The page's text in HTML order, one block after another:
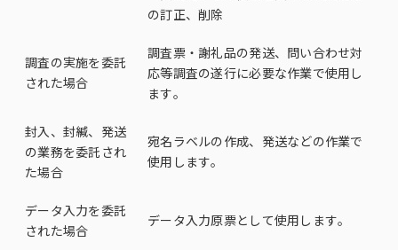
の訂正、削除
調査の実施を委託
された場合
調査票・謝礼品の発送、問い合わせ対
応等調査の遂行に必要な作業で使用し
ます。
封入、封緘、発送
の業務を委託され
た場合
宛名ラベルの作成、発送などの作業で
使用します。
データ入力を委託
された場合
データ入力原票として使用します。